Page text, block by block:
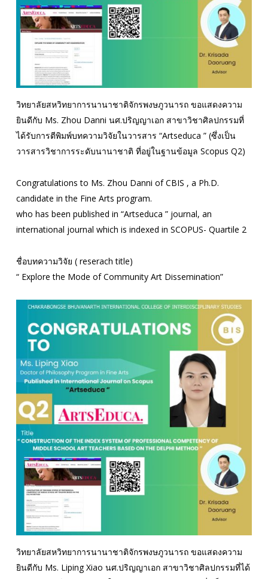
วิทยาลัยสหวิทยาการนานาชาติจักรพงษภูวนารถ ขอแสดงความ
ยินดีกับ Ms. Zhou Danni นศ.ปริญญาเอก สาขาวิชาศิลปกรรมที่
ได้รับการตีพิมพ์บทความวิจัยในวารสาร “Artseduca ” (ซึ่งเป็น
วารสารวิชาการระดับนานาชาติ ที่อยู่ในฐานข้อมูล Scopus Q2)
Congratulations to Ms. Zhou Danni of CBIS , a Ph.D.
candidate in the Fine Arts program.
who has been published in “Artseduca ” journal, an
international journal which is indexed in SCOPUS- Quartile 2
ชื่อบทความวิจัย ( reserach title)
“ Explore the Mode of Community Art Dissemination”
วิทยาลัยสหวิทยาการนานาชาติจักรพงษภูวนารถ ขอแสดงความ
ยินดีกับ Ms. Liping Xiao นศ.ปริญญาเอก สาขาวิชาศิลปกรรมที่ได้